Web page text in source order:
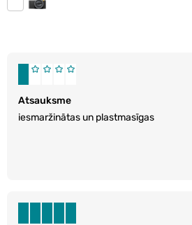
Atsauksme
iesmaržinātas un plastmasīgas